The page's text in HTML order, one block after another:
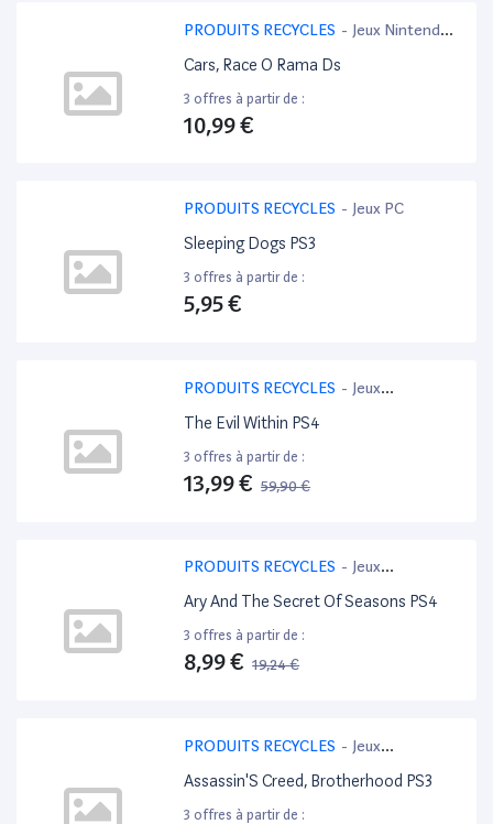
PRODUITS RECYCLES - Jeux Nintendo
3DS
Cars, Race O Rama Ds
3 offres à partir de :
10,99 €
PRODUITS RECYCLES - Jeux PC
Sleeping Dogs PS3
3 offres à partir de :
5,95 €
PRODUITS RECYCLES - Jeux
PlayStation 4
The Evil Within PS4
3 offres à partir de :
13,99 € 59,90 €
PRODUITS RECYCLES - Jeux
PlayStation 4
Ary And The Secret Of Seasons PS4
3 offres à partir de :
8,99 € 19,24 €
PRODUITS RECYCLES - Jeux
PlayStation 3
Assassin'S Creed, Brotherhood PS3
3 offres à partir de :